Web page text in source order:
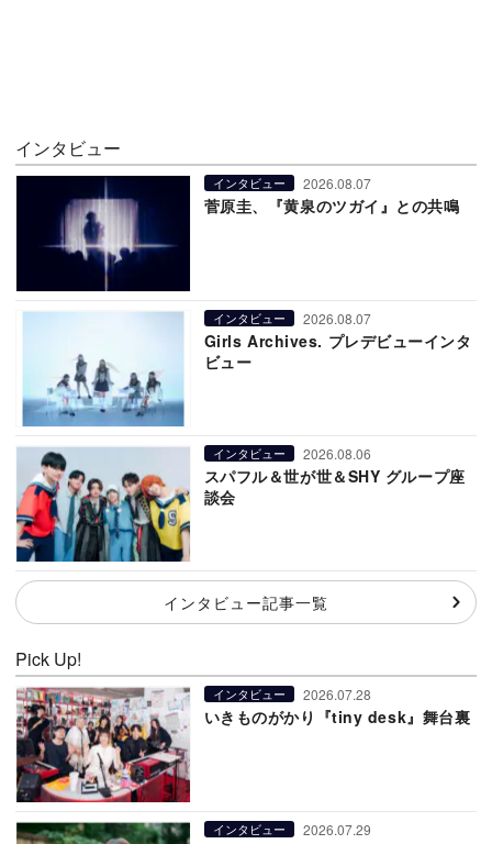
インタビュー
インタビュー 2026.08.07
菅原圭、『黄泉のツガイ』との共鳴
インタビュー 2026.08.07
Girls Archives. プレデビューインタ
ビュー
インタビュー 2026.08.06
スパフル＆世が世＆SHY グループ座
談会
インタビュー記事一覧
Pick Up!
インタビュー 2026.07.28
いきものがかり『tiny desk』舞台裏
インタビュー 2026.07.29